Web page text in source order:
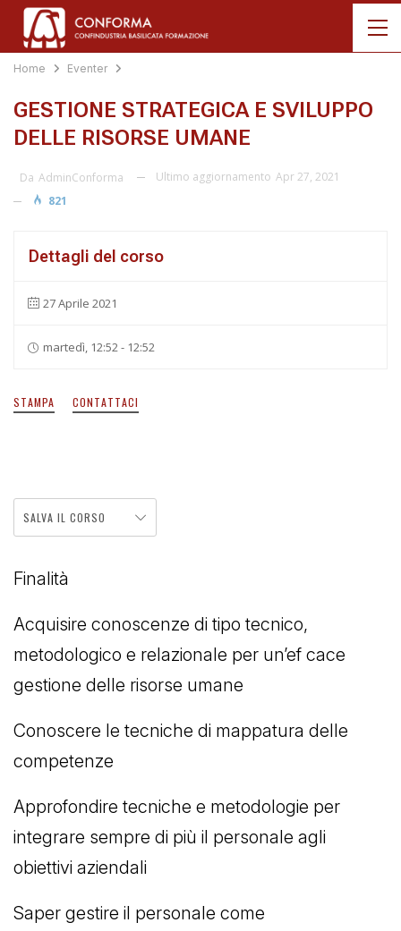
Home Eventer
GESTIONE STRATEGICA E SVILUPPO
DELLE RISORSE UMANE
Da AdminConforma Ultimo aggiornamento Apr 27, 2021
821
Dettagli del corso
27 Aprile 2021
martedì, 12:52 - 12:52
STAMPA CONTATTACI
SALVA IL CORSO
Finalità
Acquisire conoscenze di tipo tecnico,
metodologico e relazionale per un’ef cace
gestione delle risorse umane
Conoscere le tecniche di mappatura delle
competenze
Approfondire tecniche e metodologie per
integrare sempre di più il personale agli
obiettivi aziendali
Saper gestire il personale come